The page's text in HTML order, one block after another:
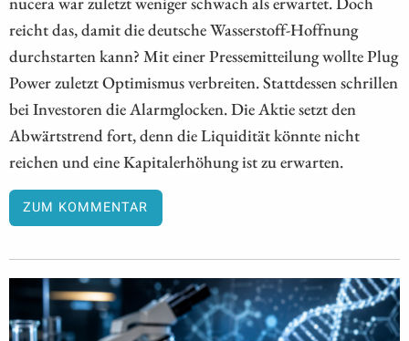
reicht das, damit die deutsche Wasserstoff-Hoffnung
durchstarten kann? Mit einer Pressemitteilung wollte Plug
Power zuletzt Optimismus verbreiten. Stattdessen schrillen
bei Investoren die Alarmglocken. Die Aktie setzt den
Abwärtstrend fort, denn die Liquidität könnte nicht
reichen und eine Kapitalerhöhung ist zu erwarten.
ZUM KOMMENTAR